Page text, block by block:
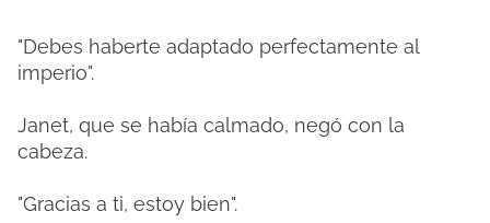
"Debes haberte adaptado perfectamente al
imperio".
Janet, que se había calmado, negó con la
cabeza.
"Gracias a ti, estoy bien".